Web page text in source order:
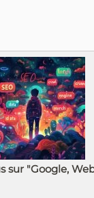
sur "Google,